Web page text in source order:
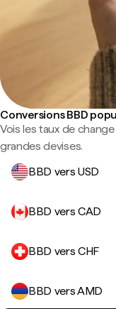
Conversions BBD
Vois les taux de
grandes devises.
BBD vers USD
BBD vers CAD
BBD vers CHF
BBD vers AMD